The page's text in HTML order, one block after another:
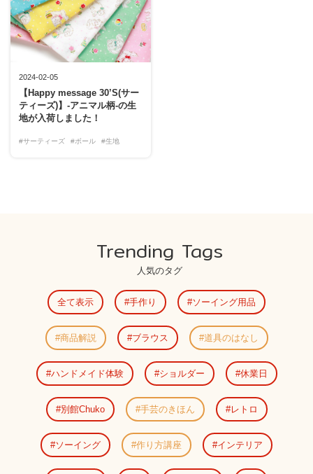
2024-02-05
【Happy message 30’S(サー
ティーズ)】-アニマル柄-の生
地が入荷しました！
#サーティーズ #ボール #生地
Trending Tags
人気のタグ
全て表示 手作り ソーイング用品
商品解説 ブラウス 道具のはなし
ハンドメイド体験 ショルダー 休業日
別館Chuko 手芸のきほん レトロ
ソーイング 作り方講座 インテリア